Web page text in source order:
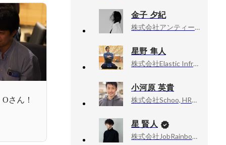
さん！
金子 夕紀
株式会社アンティー・ファクトリー, プロデューサー
星野 隼人
株式会社Elastic Infra, SRE・インフラエンジニア
小河原 英貴
株式会社Schoo, HRアクセラレータ部門
星 賢人
株式会社JobRainbow, CEO